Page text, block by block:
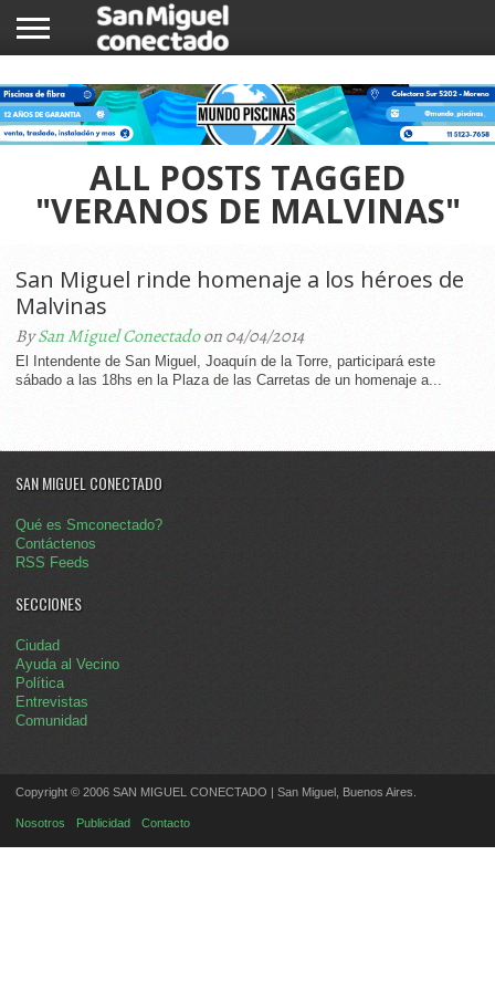
NOTICIAS
COMUNIDAD
COMERCIOS
ALL POSTS TAGGED
"VERANOS DE MALVINAS"
San Miguel rinde homenaje a los héroes de
Malvinas
BySan Miguel Conectadoon 04/04/2014
El Intendente de San Miguel, Joaquín de la Torre, participará este
sábado a las 18hs en la Plaza de las Carretas de un homenaje a...
SAN MIGUEL CONECTADO
Qué es Smconectado?
Contáctenos
RSS Feeds
SECCIONES
Ciudad
Ayuda al Vecino
Política
Entrevistas
Comunidad
Copyright © 2006 SAN MIGUEL CONECTADO | San Miguel, Buenos Aires.
Nosotros Publicidad Contacto